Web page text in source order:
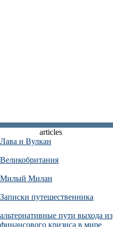
articles
Лава и Вулкан
Великобритания
Милый Милан
Записки путешественника
альтернативные пути выхода из
финансового кризиса в мире